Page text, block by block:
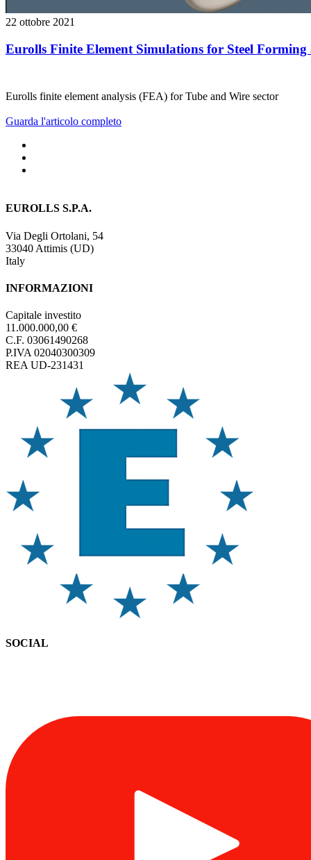
22 ottobre 2021
Eurolls Finite Element Simulations for Steel
Eurolls finite element analysis (FEA) for Tube and Wire sector
Guarda l'articolo completo
EUROLLS S.P.A.
Via Degli Ortolani, 54
33040 Attimis (UD)
Italy
INFORMAZIONI
Capitale investito
11.000.000,00 €
C.F. 03061490268
P.IVA 02040300309
REA UD-231431
SOCIAL